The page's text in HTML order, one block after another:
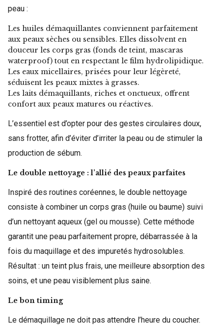
peau :
Les huiles démaquillantes conviennent parfaitement
aux peaux sèches ou sensibles. Elles dissolvent en
douceur les corps gras (fonds de teint, mascaras
waterproof) tout en respectant le film hydrolipidique.
Les eaux micellaires, prisées pour leur légèreté,
séduisent les peaux mixtes à grasses.
Les laits démaquillants, riches et onctueux, offrent
confort aux peaux matures ou réactives.
L’essentiel est d’opter pour des gestes circulaires doux,
sans frotter, afin d’éviter d’irriter la peau ou de stimuler la
production de sébum.
Le double nettoyage : l’allié des peaux parfaites
Inspiré des routines coréennes, le double nettoyage
consiste à combiner un corps gras (huile ou baume) suivi
d’un nettoyant aqueux (gel ou mousse). Cette méthode
garantit une peau parfaitement propre, débarrassée à la
fois du maquillage et des impuretés hydrosolubles.
Résultat : un teint plus frais, une meilleure absorption des
soins, et une peau visiblement plus saine.
Le bon timing
Le démaquillage ne doit pas attendre l’heure du coucher.